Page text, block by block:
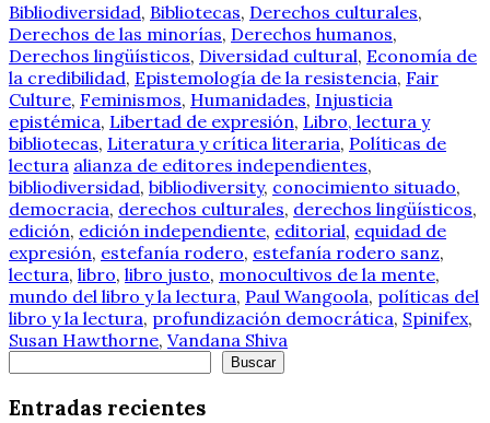
Bibliodiversidad, Bibliotecas, Derechos culturales,
Derechos de las minorías, Derechos humanos,
Derechos lingüísticos, Diversidad cultural, Economía de
la credibilidad, Epistemología de la resistencia, Fair
Culture, Feminismos, Humanidades, Injusticia
epistémica, Libertad de expresión, Libro, lectura y
bibliotecas, Literatura y crítica literaria, Políticas de
lectura alianza de editores independientes,
bibliodiversidad, bibliodiversity, conocimiento situado,
democracia, derechos culturales, derechos lingüísticos,
edición, edición independiente, editorial, equidad de
expresión, estefanía rodero, estefanía rodero sanz,
lectura, libro, libro justo, monocultivos de la mente,
mundo del libro y la lectura, Paul Wangoola, políticas del
libro y la lectura, profundización democrática, Spinifex,
Susan Hawthorne, Vandana Shiva
Buscar
Entradas recientes